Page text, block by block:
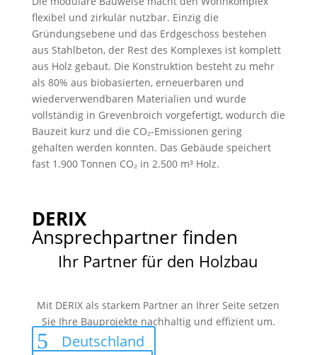
flexibel und zirkulär nutzbar. Einzig die
Gründungsebene und das Erdgeschoss bestehen
aus Stahlbeton, der Rest des Komplexes ist komplett
aus Holz gebaut. Die Konstruktion besteht zu mehr
als 80% aus biobasierten, erneuerbaren und
wiederverwendbaren Materialien und wurde
vollständig in Grevenbroich vorgefertigt, wodurch die
Bauzeit kurz und die CO₂-Emissionen gering
gehalten werden konnten. Das Gebäude speichert
fast 1.900 Tonnen CO₂ in 2.500 m³ Holz.
DERIX
Ansprechpartner finden
Ihr Partner für den Holzbau
Mit DERIX als starkem Partner an Ihrer Seite setzen
Sie Ihre Bauprojekte nachhaltig und effizient um.
Deutschland